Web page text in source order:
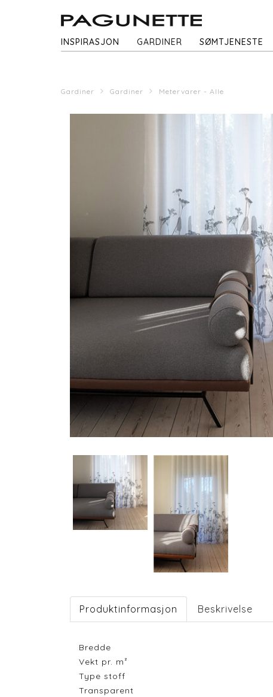
INSPIRASJON GARDINER SØMTJENESTE
Gardiner Gardiner Metervarer - Alle
Produktinformasjon Beskrivelse
Bredde
Vekt pr. m²
Type stoff
Transparent